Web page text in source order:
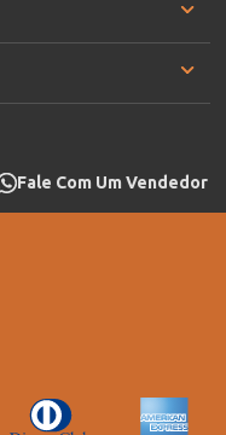
Fale Com Um Vendedor